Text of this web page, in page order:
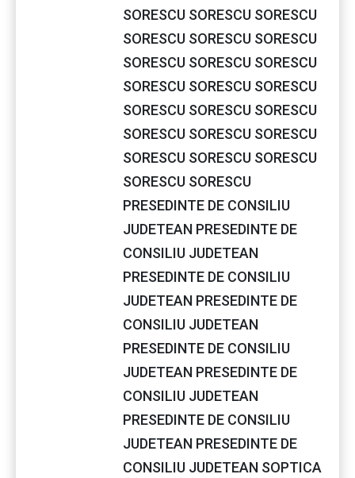
SORESCU SORESCU SORESCU
SORESCU SORESCU SORESCU
SORESCU SORESCU SORESCU
SORESCU SORESCU SORESCU
SORESCU SORESCU SORESCU
SORESCU SORESCU SORESCU
SORESCU SORESCU SORESCU
SORESCU SORESCU
PRESEDINTE DE CONSILIU
JUDETEAN PRESEDINTE DE
CONSILIU JUDETEAN
PRESEDINTE DE CONSILIU
JUDETEAN PRESEDINTE DE
CONSILIU JUDETEAN
PRESEDINTE DE CONSILIU
JUDETEAN PRESEDINTE DE
CONSILIU JUDETEAN
PRESEDINTE DE CONSILIU
JUDETEAN PRESEDINTE DE
CONSILIU JUDETEAN SOPTICA